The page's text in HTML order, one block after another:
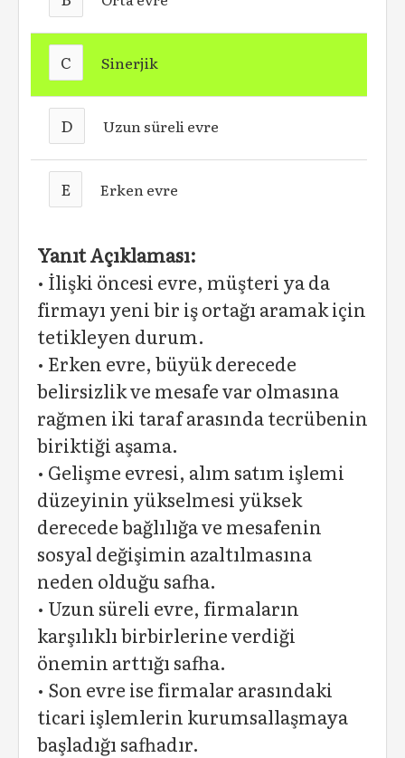
C Sinerjik
D Uzun süreli evre
E Erken evre
Yanıt Açıklaması:
• İlişki öncesi evre, müşteri ya da
firmayı yeni bir iş ortağı aramak için
tetikleyen durum.
• Erken evre, büyük derecede
belirsizlik ve mesafe var olmasına
rağmen iki taraf arasında tecrübenin
biriktiği aşama.
• Gelişme evresi, alım satım işlemi
düzeyinin yükselmesi yüksek
derecede bağlılığa ve mesafenin
sosyal değişimin azaltılmasına
neden olduğu safha.
• Uzun süreli evre, firmaların
karşılıklı birbirlerine verdiği
önemin arttığı safha.
• Son evre ise firmalar arasındaki
ticari işlemlerin kurumsallaşmaya
başladığı safhadır.